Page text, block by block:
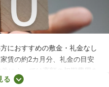
におすすめの敷金・礼金なし
賃の約2カ月分、礼金の目安
によっては高額の初期費用を
に必要な家具や家電、インテ
る